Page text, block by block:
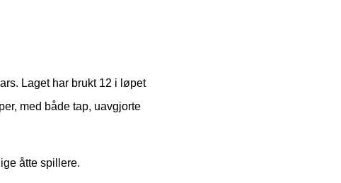
Laget har brukt 12 i løpet
med både tap, uavgjorte
åtte spillere.